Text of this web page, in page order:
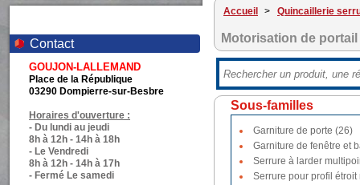
Contact
GOUJON-LALLEMAND
Place de la République
03290 Dompierre-sur-Besbre
Horaires d'ouverture :
- Du lundi au jeudi
8h à 12h - 14h à 18h
- Le Vendredi
8h à 12h - 14h à 17h
- Fermé Le samedi
Accueil > Quincaillerie
Motorisation de portail
Sous-familles
Garniture de porte (26)
Garniture de fenêtre et
Serrure à larder
Serrure pour profil étroit